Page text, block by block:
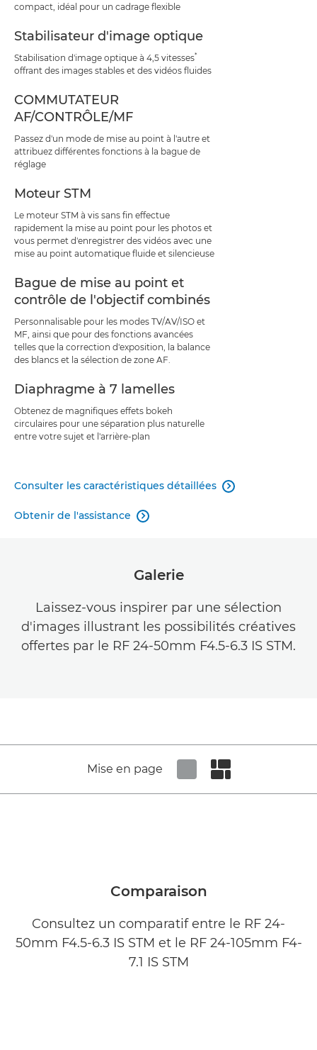
compact, idéal pour un cadrage flexible
Stabilisateur d'image optique
Stabilisation d'image optique à 4,5 vitesses*
offrant des images stables et des vidéos fluides
COMMUTATEUR
AF/CONTRÔLE/MF
Passez d'un mode de mise au point à l'autre et
attribuez différentes fonctions à la bague de
réglage
Moteur STM
Le moteur STM à vis sans fin effectue
rapidement la mise au point pour les photos et
vous permet d'enregistrer des vidéos avec une
mise au point automatique fluide et silencieuse
Bague de mise au point et
contrôle de l'objectif combinés
Personnalisable pour les modes TV/AV/ISO et
MF, ainsi que pour des fonctions avancées
telles que la correction d'exposition, la balance
des blancs et la sélection de zone AF.
Diaphragme à 7 lamelles
Obtenez de magnifiques effets bokeh
circulaires pour une séparation plus naturelle
entre votre sujet et l'arrière-plan
Consulter les caractéristiques détaillées 
Obtenir de l'assistance 
Galerie
Laissez-vous inspirer par une sélection
d'images illustrant les possibilités créatives
offertes par le RF 24-50mm F4.5-6.3 IS STM.
Mise en page
Comparaison
Consultez un comparatif entre le RF 24-
50mm F4.5-6.3 IS STM et le RF 24-105mm F4-
7.1 IS STM